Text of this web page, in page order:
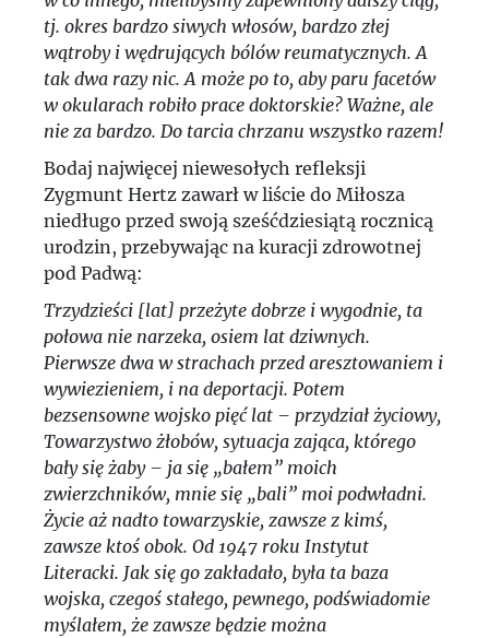
tj. okres bardzo siwych włosów, bardzo złej
wątroby i wędrujących bólów reumatycznych. A
tak dwa razy nic. A może po to, aby paru facetów
w okularach robiło prace doktorskie? Ważne, ale
nie za bardzo. Do tarcia chrzanu wszystko razem!
Bodaj najwięcej niewesołych refleksji
Zygmunt Hertz zawarł w liście do Miłosza
niedługo przed swoją sześćdziesiątą rocznicą
urodzin, przebywając na kuracji zdrowotnej
pod Padwą:
Trzydzieści [lat] przeżyte dobrze i wygodnie, ta
połowa nie narzeka, osiem lat dziwnych.
Pierwsze dwa w strachach przed aresztowaniem i
wywiezieniem, i na deportacji. Potem
bezsensowne wojsko pięć lat – przydział życiowy,
Towarzystwo żłobów, sytuacja zająca, którego
bały się żaby – ja się „bałem” moich
zwierzchników, mnie się „bali” moi podwładni.
Życie aż nadto towarzyskie, zawsze z kimś,
zawsze ktoś obok. Od 1947 roku Instytut
Literacki. Jak się go zakładało, była ta baza
wojska, czegoś stałego, pewnego, podświadomie
myślałem, że zawsze będzie można